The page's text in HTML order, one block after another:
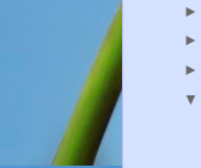
►
►
►
▼